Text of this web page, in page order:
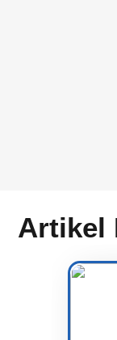
Artikel